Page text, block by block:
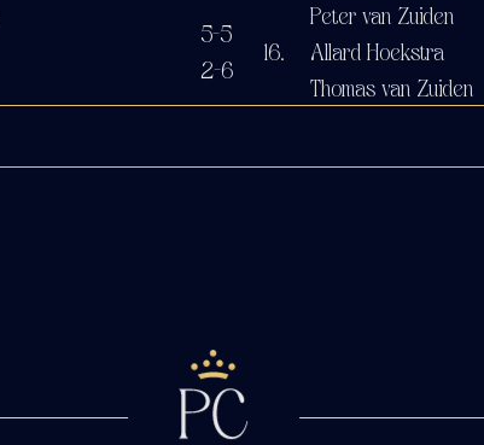
5-5
2-6
16.
Peter van Zuiden
Allard Hoekstra
Thomas van Zuiden